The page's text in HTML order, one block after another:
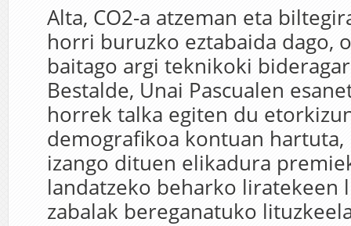
Alta, CO2-a atzeman eta
horri buruzko eztabaida dago,
baitago argi teknikoki
Bestalde, Unai Pascualen
horrek talka egiten du
demografikoa kontuan
izango dituen elikadura
landatzeko beharko liratekeen
zabalak bereganatuko